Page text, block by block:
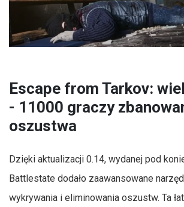
Escape from Tarkov:
- 11000 graczy
oszustwa
Dzięki aktualizacji 0.14, wydanej pod
Battlestate dodało zaawansowane
wykrywania i eliminowania oszustw. Ta